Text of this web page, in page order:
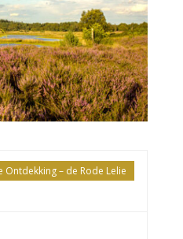
– de Rode Lelie